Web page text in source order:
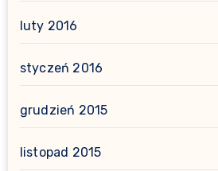
luty 2016
styczeń 2016
grudzień 2015
listopad 2015